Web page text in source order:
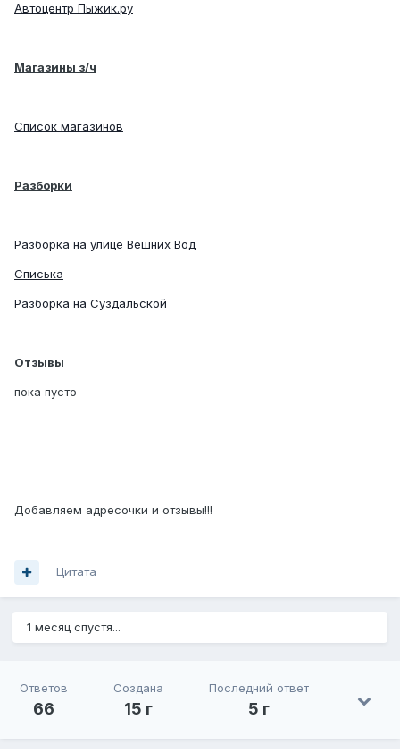
Автоцентр Пыжик.ру
Магазины з/ч
Список магазинов
Разборки
Разборка на улице Вешних Вод
Списька
Разборка на Суздальской
Отзывы
пока пусто
Добавляем адресочки и отзывы!!!
Цитата
1 месяц спустя...
Ответов
66
Создана
15 г
Последний ответ
5 г